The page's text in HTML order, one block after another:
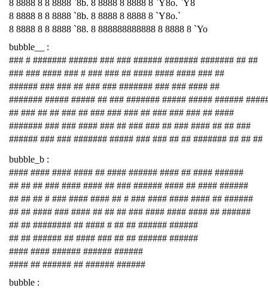
8 8888 8 8 8888 `8b. 8 8888 8 8888 8 `Y8o. `Y8
8 8888 8 8 8888 `8b. 8 8888 8 8888 8 `Y8o.`
8 8888 8 8 8888 `88. 8 888888888888 8 8888 8 `Yo
bubble__ :
### # ####### ###### ### ### ###### ####### ####### ## ##
### ### #### ### # ### ### ## #### #### #### ### ##
###### ### ### ## ### ### ####### ### ### #### ##
####### ##### ##### ## ### ####### ##### ##### ######
## ### ## ## ### ## ### ### ### ## ### ### ### ## ####
####### ### ### #### ### ## ### ### ## ### #### ## ## ###
###### ### ### ####### ##### ### ### ## ## ####### ## ## ##
bubble_b :
#### #### #### #### ## #### ###### #### ## #### ######
## ## ## ### #### #### ## ### ###### #### ## #### ######
## ## ## # ### #### #### ## # ### #### #### #### ## ######
## ## #### ### #### ## ## ## ### #### #### #### ## ######
## ## ######## ## #### # ## ## ###### ######
## ## ###### ## #### ### ## ## ###### ######
#### #### ###### ###### ######
#### ## ###### ## ###### ######
bubble :